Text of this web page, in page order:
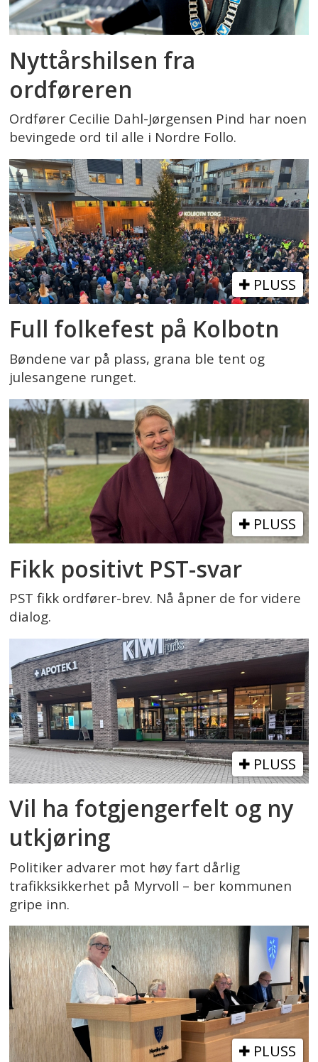
Nyttårshilsen fra
ordføreren
Ordfører Cecilie Dahl-Jørgensen Pind har noen
bevingede ord til alle i Nordre Follo.
PLUSS
Full folkefest på Kolbotn
Bøndene var på plass, grana ble tent og
julesangene runget.
PLUSS
Fikk positivt PST-svar
PST fikk ordfører-brev. Nå åpner de for videre
dialog.
PLUSS
Vil ha fotgjengerfelt og ny
utkjøring
Politiker advarer mot høy fart dårlig
trafikksikkerhet på Myrvoll – ber kommunen
gripe inn.
PLUSS